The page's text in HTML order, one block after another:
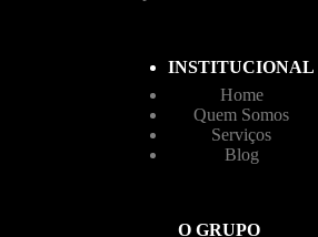
INSTITUCIONAL
Home
Quem Somos
Serviços
Blog
O GRUPO